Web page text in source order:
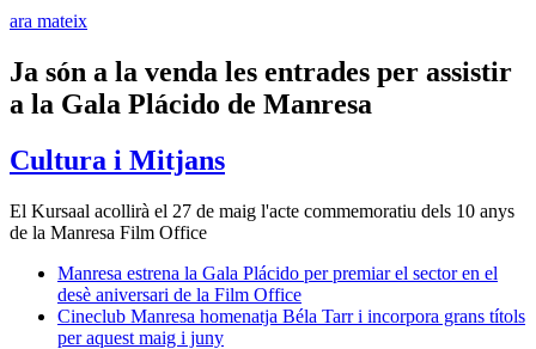
ara mateix
Ja són a la venda les entrades per assistir
a la Gala Plácido de Manresa
Cultura i Mitjans
El Kursaal acollirà el 27 de maig l'acte commemoratiu dels 10 anys
de la Manresa Film Office
Manresa estrena la Gala Plácido per premiar el sector en el
desè aniversari de la Film Office
Cineclub Manresa homenatja Béla Tarr i incorpora grans títols
per aquest maig i juny